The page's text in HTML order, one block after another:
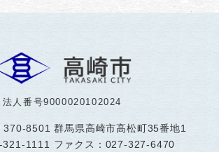
法人番号9000020102024
370-8501 群馬県高崎市高松町35番地1
321-1111 ファクス：027-327-6470